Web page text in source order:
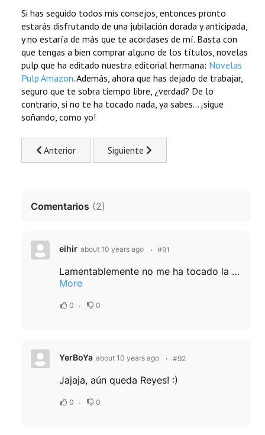
Si has seguido todos mis consejos, entonces pronto
estarás disfrutando de una jubilación dorada y anticipada,
y no estaría de más que te acordases de mí. Basta con
que tengas a bien comprar alguno de los títulos, novelas
pulp que ha editado nuestra editorial hermana: Novelas
Pulp Amazon. Además, ahora que has dejado de trabajar,
seguro que te sobra tiempo libre, ¿verdad? De lo
contrario, si no te ha tocado nada, ya sabes... ¡sigue
soñando, como yo!
Previous article: Concurso de Reino Unido descalifica
Anterior Next article: ¿Hay agua en Marte? La
Siguiente
Comentarios (2)
eihir about 10 years ago #91
Lamentablemente no me ha tocado la lotería, tanta papeleta para nada, mira que no haber nacido en Roquetas de Mar, ahora sería millonario. Con mi suerte, seguro que el año que viene toca en una lugar llamado Hollow City y a mí no me cae premio....
More
0 0
YerBoYa about 10 years ago #92
Jajaja, aún queda Reyes! :)
0 0